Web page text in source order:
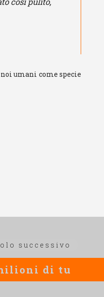
umani come specie
successivo
di tu